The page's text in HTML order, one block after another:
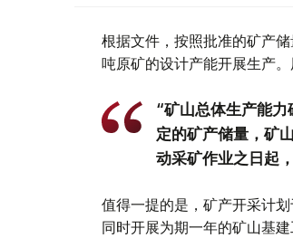
根据文件，按照批准的矿产
吨原矿的设计产能开展生产
“矿山总体生产能
定的矿产储量，矿
动采矿作业之日起
值得一提的是，矿产开采计
同时开展为期一年的矿山基